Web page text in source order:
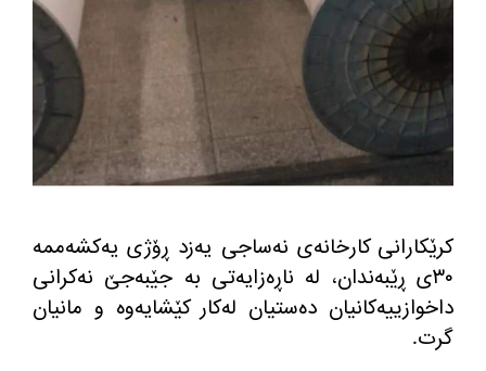
كرێكارانی كارخانه‌ی نه‌ساجی یه‌زد ڕۆژی یه‌كشه‌ممه‌
٣٠ی ڕێبه‌ندان، له‌ ناڕه‌زایه‌تی به‌ جێبه‌جێ نه‌كرانی
داخوازییه‌كانیان ده‌ستیان له‌كار كێشایه‌وه‌ و مانیان
گرت.